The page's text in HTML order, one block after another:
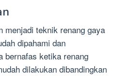
menjadi teknik renang gaya
dipahami dan
bernafas ketika renang
dilakukan dibandingkan